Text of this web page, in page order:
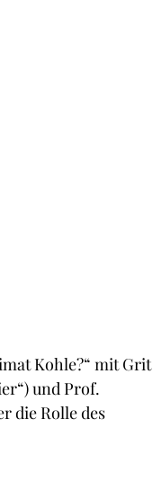
Kohle?“ mit Grit
und Prof.
die Rolle des